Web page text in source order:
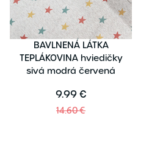
BAVLNENÁ LÁTKA
TEPLÁKOVINA hviedičky
sivá modrá červená
9.99 €
14.60 €